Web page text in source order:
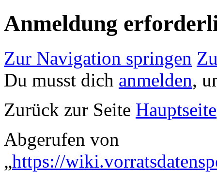
Anmeldung
Zur Navigation springen
Du musst dich anmelden,
Zurück zur Seite Hauptseite
Abgerufen von
„https://